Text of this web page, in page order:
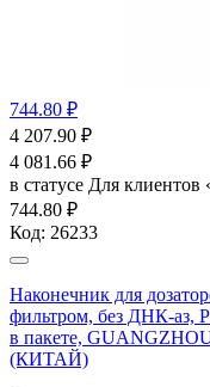
744.80 ₽
4 207.90 ₽
4 081.66 ₽
в статусе Для клиентов
744.80 ₽
Код: 26233
Наконечник для
фильтром, без ДНК-аз,
в пакете,
(КИТАЙ)